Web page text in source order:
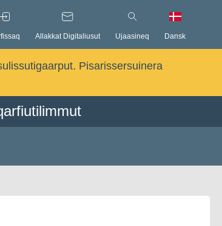
Allakkat Digitaliusut Ujaasineq Dansk
Pisarissersuinera